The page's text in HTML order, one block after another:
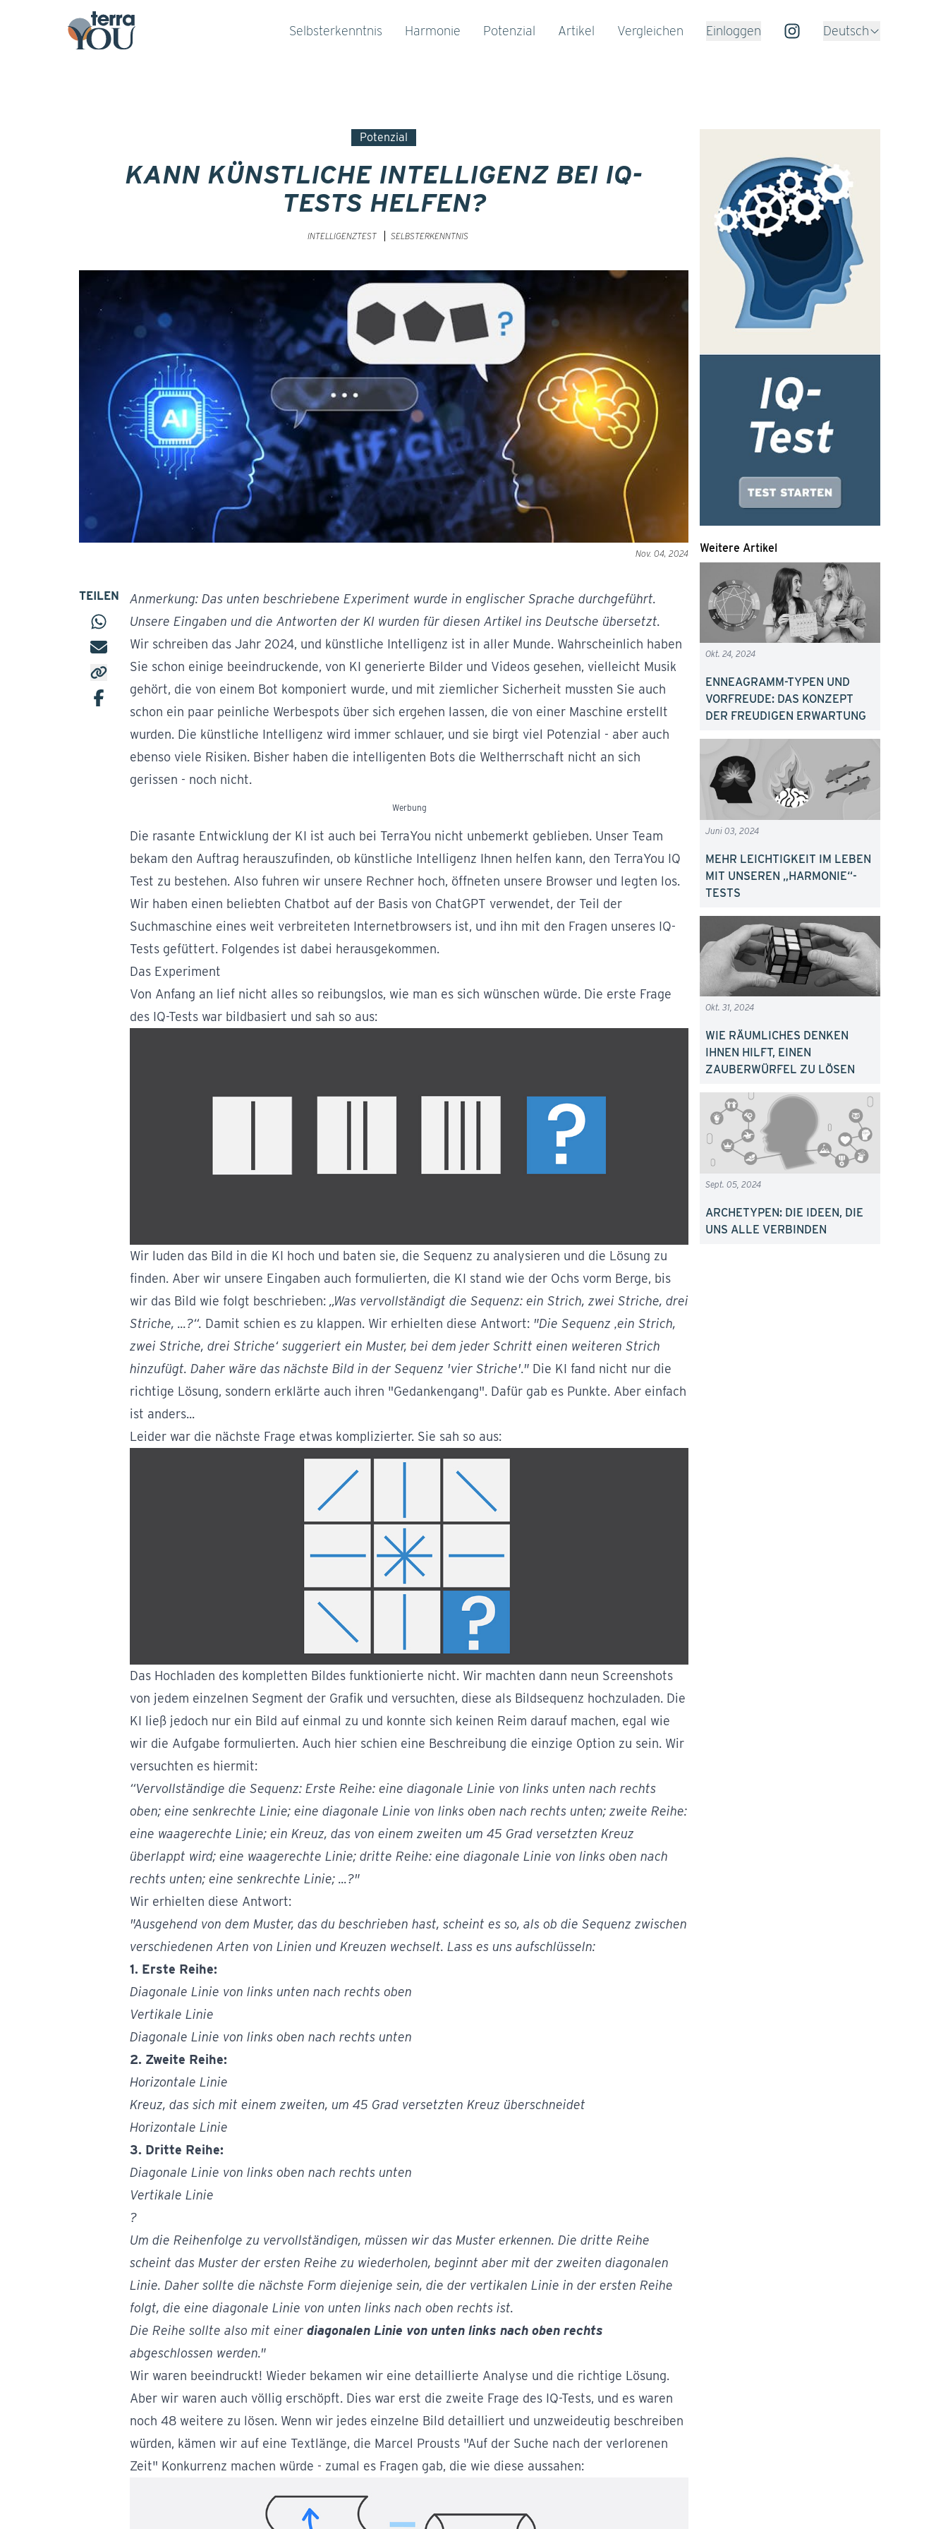
Selbsterkenntnis Harmonie Potenzial Artikel Vergleichen Einloggen Deutsch
Potenzial
KANN KÜNSTLICHE INTELLIGENZ BEI IQ-
TESTS HELFEN?
INTELLIGENZTEST SELBSTERKENNTNIS
Nov. 04, 2024
TEILEN
Anmerkung: Das unten beschriebene Experiment wurde in englischer Sprache durchgeführt.
Unsere Eingaben und die Antworten der KI wurden für diesen Artikel ins Deutsche übersetzt.
Wir schreiben das Jahr 2024, und künstliche Intelligenz ist in aller Munde. Wahrscheinlich haben
Sie schon einige beeindruckende, von KI generierte Bilder und Videos gesehen, vielleicht Musik
gehört, die von einem Bot komponiert wurde, und mit ziemlicher Sicherheit mussten Sie auch
schon ein paar peinliche Werbespots über sich ergehen lassen, die von einer Maschine erstellt
wurden. Die künstliche Intelligenz wird immer schlauer, und sie birgt viel Potenzial - aber auch
ebenso viele Risiken. Bisher haben die intelligenten Bots die Weltherrschaft nicht an sich
gerissen - noch nicht.
Werbung
Die rasante Entwicklung der KI ist auch bei TerraYou nicht unbemerkt geblieben. Unser Team
bekam den Auftrag herauszufinden, ob künstliche Intelligenz Ihnen helfen kann, den TerraYou IQ
Test zu bestehen. Also fuhren wir unsere Rechner hoch, öffneten unsere Browser und legten los.
Wir haben einen beliebten Chatbot auf der Basis von ChatGPT verwendet, der Teil der
Suchmaschine eines weit verbreiteten Internetbrowsers ist, und ihn mit den Fragen unseres IQ-
Tests gefüttert. Folgendes ist dabei herausgekommen.
Das Experiment
Von Anfang an lief nicht alles so reibungslos, wie man es sich wünschen würde. Die erste Frage
des IQ-Tests war bildbasiert und sah so aus:
Wir luden das Bild in die KI hoch und baten sie, die Sequenz zu analysieren und die Lösung zu
finden. Aber wir unsere Eingaben auch formulierten, die KI stand wie der Ochs vorm Berge, bis
wir das Bild wie folgt beschrieben: „Was vervollständigt die Sequenz: ein Strich, zwei Striche, drei
Striche, ...?“. Damit schien es zu klappen. Wir erhielten diese Antwort: "Die Sequenz ‚ein Strich,
zwei Striche, drei Striche‘ suggeriert ein Muster, bei dem jeder Schritt einen weiteren Strich
hinzufügt. Daher wäre das nächste Bild in der Sequenz 'vier Striche'." Die KI fand nicht nur die
richtige Lösung, sondern erklärte auch ihren "Gedankengang". Dafür gab es Punkte. Aber einfach
ist anders...
Leider war die nächste Frage etwas komplizierter. Sie sah so aus:
Das Hochladen des kompletten Bildes funktionierte nicht. Wir machten dann neun Screenshots
von jedem einzelnen Segment der Grafik und versuchten, diese als Bildsequenz hochzuladen. Die
KI ließ jedoch nur ein Bild auf einmal zu und konnte sich keinen Reim darauf machen, egal wie
wir die Aufgabe formulierten. Auch hier schien eine Beschreibung die einzige Option zu sein. Wir
versuchten es hiermit:
“Vervollständige die Sequenz: Erste Reihe: eine diagonale Linie von links unten nach rechts
oben; eine senkrechte Linie; eine diagonale Linie von links oben nach rechts unten; zweite Reihe:
eine waagerechte Linie; ein Kreuz, das von einem zweiten um 45 Grad versetzten Kreuz
überlappt wird; eine waagerechte Linie; dritte Reihe: eine diagonale Linie von links oben nach
rechts unten; eine senkrechte Linie; ...?"
Wir erhielten diese Antwort:
"Ausgehend von dem Muster, das du beschrieben hast, scheint es so, als ob die Sequenz zwischen
verschiedenen Arten von Linien und Kreuzen wechselt. Lass es uns aufschlüsseln:
1. Erste Reihe:
Diagonale Linie von links unten nach rechts oben
Vertikale Linie
Diagonale Linie von links oben nach rechts unten
2. Zweite Reihe:
Horizontale Linie
Kreuz, das sich mit einem zweiten, um 45 Grad versetzten Kreuz überschneidet
Horizontale Linie
3. Dritte Reihe:
Diagonale Linie von links oben nach rechts unten
Vertikale Linie
?
Um die Reihenfolge zu vervollständigen, müssen wir das Muster erkennen. Die dritte Reihe
scheint das Muster der ersten Reihe zu wiederholen, beginnt aber mit der zweiten diagonalen
Linie. Daher sollte die nächste Form diejenige sein, die der vertikalen Linie in der ersten Reihe
folgt, die eine diagonale Linie von unten links nach oben rechts ist.
Die Reihe sollte also mit einer diagonalen Linie von unten links nach oben rechts
abgeschlossen werden."
Wir waren beeindruckt! Wieder bekamen wir eine detaillierte Analyse und die richtige Lösung.
Aber wir waren auch völlig erschöpft. Dies war erst die zweite Frage des IQ-Tests, und es waren
noch 48 weitere zu lösen. Wenn wir jedes einzelne Bild detailliert und unzweideutig beschreiben
würden, kämen wir auf eine Textlänge, die Marcel Prousts "Auf der Suche nach der verlorenen
Zeit" Konkurrenz machen würde - zumal es Fragen gab, die wie diese aussahen:
Weitere Artikel
Okt. 24, 2024
ENNEAGRAMM-TYPEN UND
VORFREUDE: DAS KONZEPT
DER FREUDIGEN ERWARTUNG
Juni 03, 2024
MEHR LEICHTIGKEIT IM LEBEN
MIT UNSEREN „HARMONIE“-
TESTS
Okt. 31, 2024
WIE RÄUMLICHES DENKEN
IHNEN HILFT, EINEN
ZAUBERWÜRFEL ZU LÖSEN
Sept. 05, 2024
ARCHETYPEN: DIE IDEEN, DIE
UNS ALLE VERBINDEN